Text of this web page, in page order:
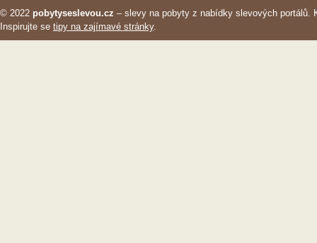
© 2022 pobytyseslevou.cz – slevy na pobyty z nabídky slevových portálů.
Inspirujte se tipy na zajímavé stránky.